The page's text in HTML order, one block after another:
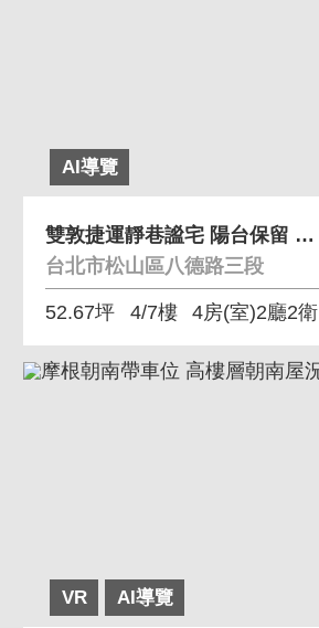
AI導覽
雙敦捷運靜巷謐宅 陽台保留 純住單純 大小巨蛋
台北市松山區八德路三段
52.67坪 4/7樓 4房(室)2廳2衛
VR AI導覽